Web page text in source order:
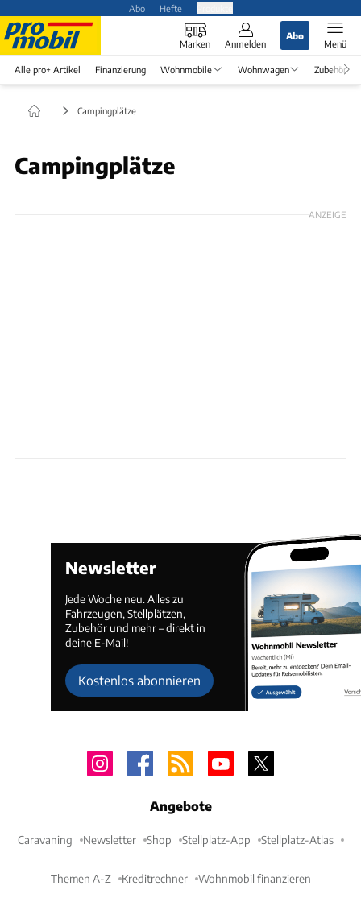
Abo Hefte
Marken Anmelden
Abo
Menü
Alle pro+ Artikel Finanzierung Wohnmobile Wohnwagen Zubehör
Campingplätze
Campingplätze
ANZEIGE
Newsletter
Jede Woche neu. Alles zu
Fahrzeugen, Stellplätzen,
Zubehör und mehr – direkt in
deine E-Mail!
Kostenlos abonnieren
Angebote
Caravaning Newsletter Shop Stellplatz-App Stellplatz-Atlas
Themen A-Z Kreditrechner Wohnmobil finanzieren